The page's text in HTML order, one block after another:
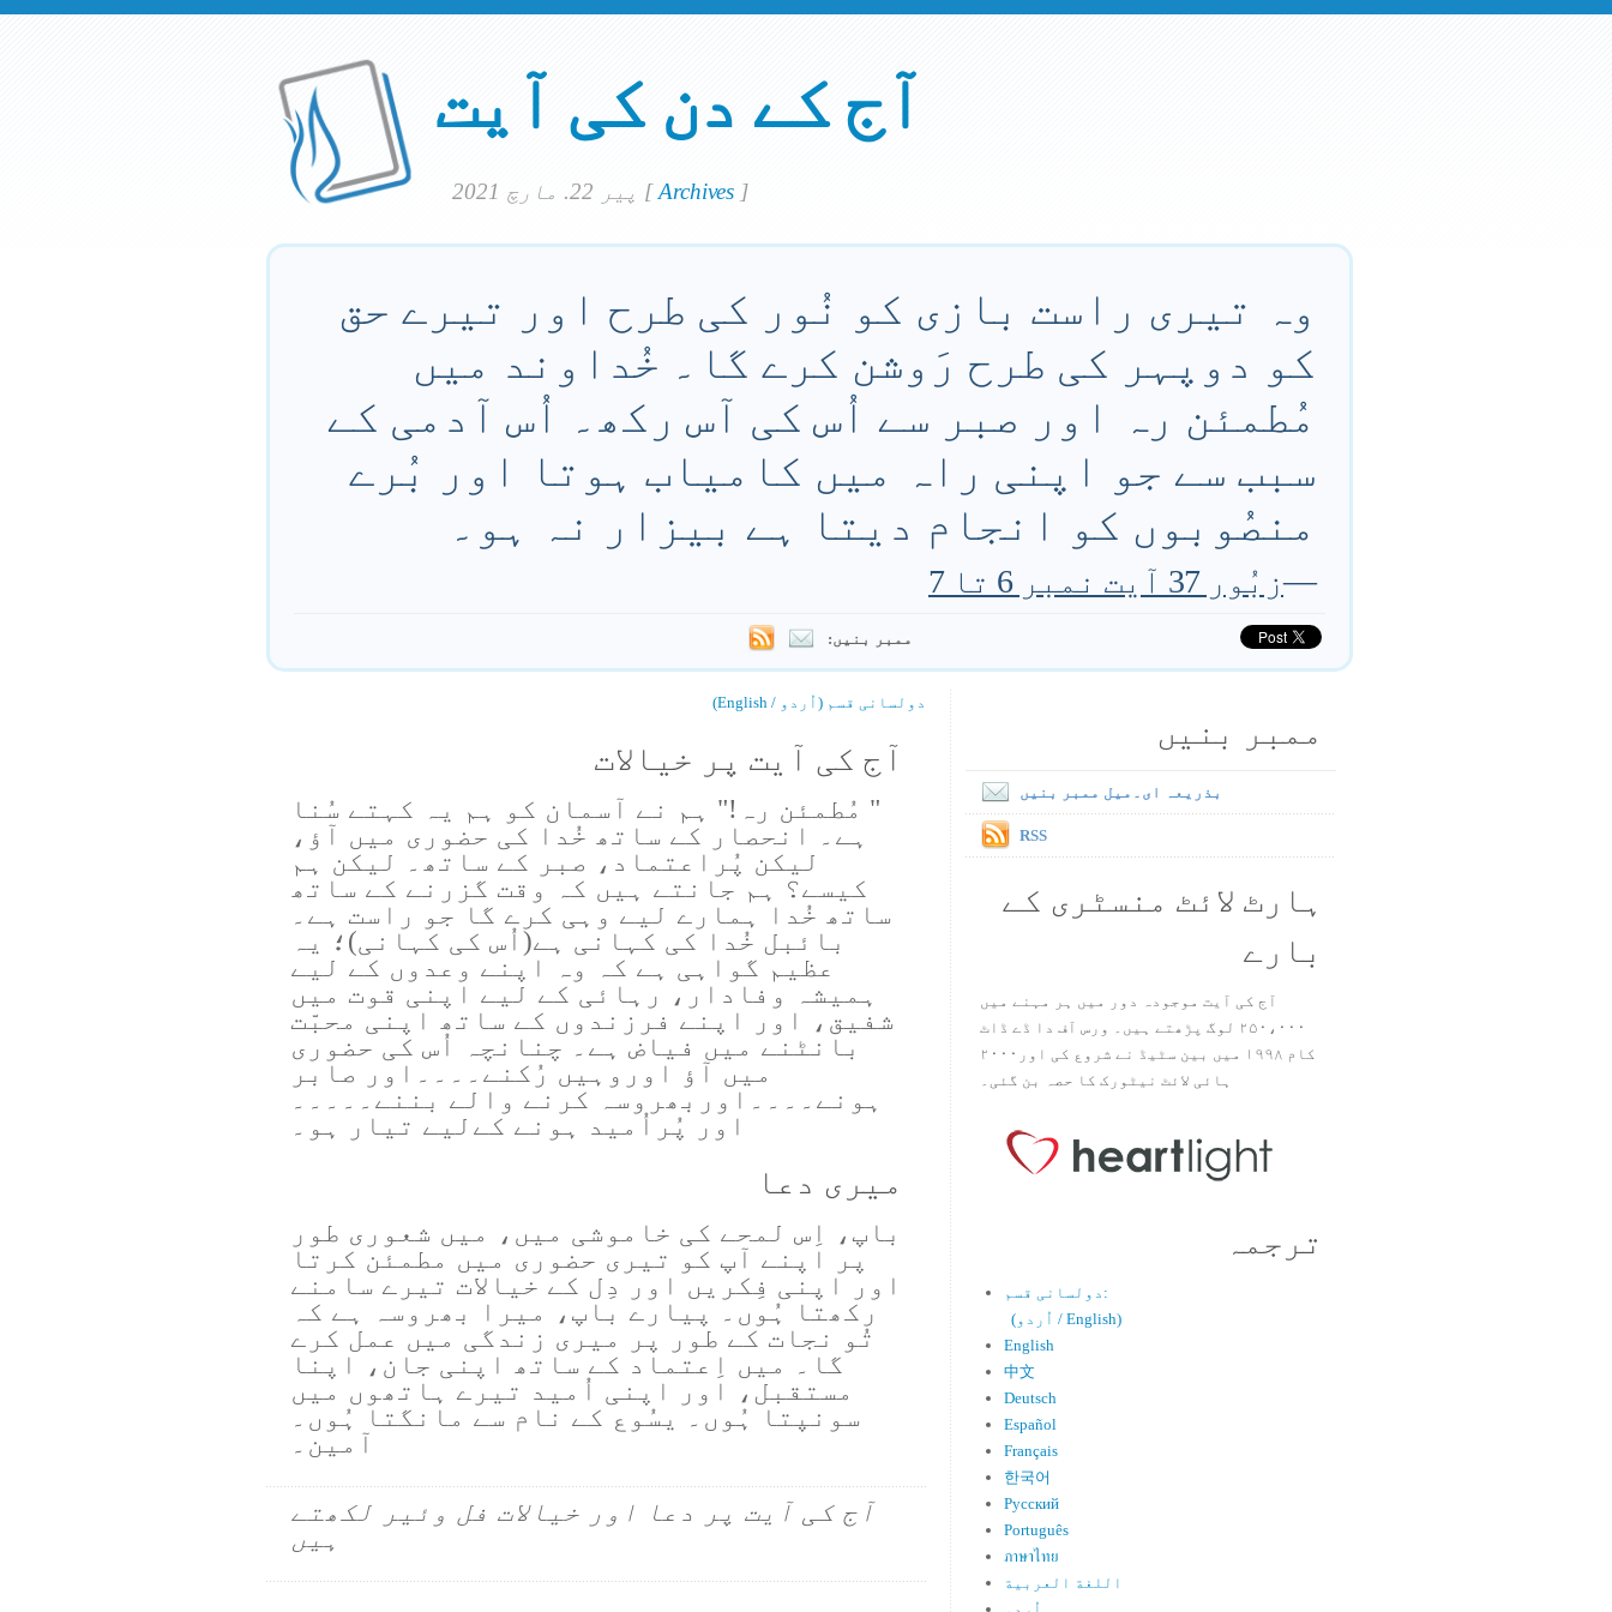
آج کے دن کی آیت
[Archives ]
وہ تیری راست بازی کو نُور کی طرح اور تیرے حق
کو دوپہر کی طرح رَوشن کرے گا۔ خُداوند میں
مُطمئن رہ اور صبر سے اُس کی آس رکھ۔ اُس آدمی کے
سبب سے جو اپنی راہ میں کامیاب ہوتا اور بُرے
منصُوبوں کو انجام دیتا ہے بیزار نہ ہو۔
—زبُور 37 آیت نمبر 6 تا 7
ممبر بنیں:
دولسانی قسم (اُردو / English)
آج کی آیت پر خیالات
" مُطمئن رہ!" ہم نے آسمان کو ہم یہ کہتے سُنا
ہے۔ انحصار کے ساتھ خُدا کی حضوری میں آؤ،
لیکن پُراعتماد، صبر کے ساتھ۔ لیکن ہم
کیسے؟ ہم جانتے ہیں کہ وقت گزرنے کے ساتھ
ساتھ خُدا ہمارے لیے وہی کرے گا جو راست ہے۔
بائبل خُدا کی کہانی ہے(اُس کی کہانی)؛ یہ
عظیم گواہی ہے کہ وہ اپنے وعدوں کے لیے
ہمیشہ وفادار، رہائی کے لیے اپنی قوت میں
شفیق، اور اپنے فرزندوں کے ساتھ اپنی محبّت
بانٹنے میں فیاض ہے۔ چنانچہ اُس کی حضوری
میں آؤ اوروہیں رُکنے۔۔۔۔اور صابر
ہونے۔۔۔۔اوربھروسہ کرنے والے بننے۔۔۔۔۔
اور پُراُمید ہونے کےلیے تیار ہو۔
میری دعا
باپ، اِس لمحے کی خاموشی میں، میں شعوری طور
پر اپنے آپ کو تیری حضوری میں مطمئن کرتا
اور اپنی فِکریں اور دِل کے خیالات تیرے سامنے
رکھتا ہُوں۔ پیارے باپ، میرا بھروسہ ہے کہ
تُو نجات کے طور پر میری زندگی میں عمل کرے
گا۔ میں اِعتماد کے ساتھ اپنی جان، اپنا
مستقبل، اور اپنی اُمید تیرے ہاتھوں میں
سونپتا ہُوں۔ یسُوع کے نام سے مانگتا ہُوں۔
آمین۔
آج کی آیت پر دعا اور خیالات فل وئیر لکھتے
ہیں
ممبر بنیں
بذریعہ ای۔میل ممبر بنیں
RSS
ہارٹ لائٹ منسٹری کے
بارے
آج کی آیت موجودہ دور میں ہر مہنے میں
۲۵۰،۰۰۰ لوگ پڑھتے ہیں۔ ورس آف دا ڈے ڈاٹ
کام ۱۹۹۸ میں بین سٹیڈ نے شروع کی اور۲۰۰۰
ہائی لائٹ نیٹورک کا حصہ بن گئی۔
ترجمہ
دولسانی قسم:
(اُردو / English)
English
中文
Deutsch
Español
Français
한국어
Русский
Português
ภาษาไทย
اللغة العربية